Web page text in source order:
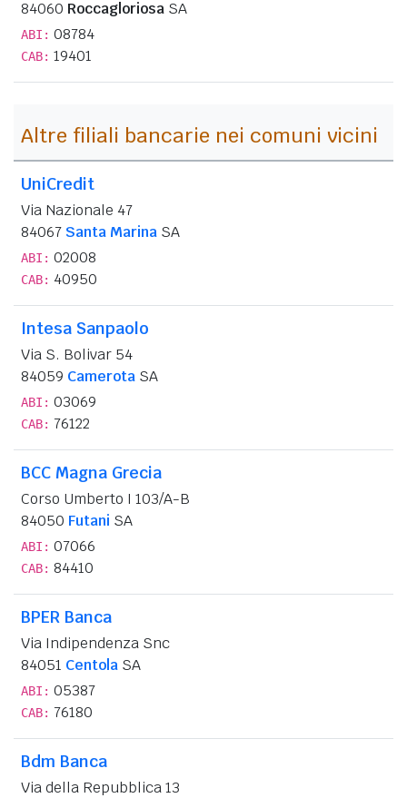
84060 Roccagloriosa SA
ABI: 08784
CAB: 19401
Altre filiali bancarie nei comuni vicini
UniCredit
Via Nazionale 47
84067 Santa Marina SA
ABI: 02008
CAB: 40950
Intesa Sanpaolo
Via S. Bolivar 54
84059 Camerota SA
ABI: 03069
CAB: 76122
BCC Magna Grecia
Corso Umberto I 103/A-B
84050 Futani SA
ABI: 07066
CAB: 84410
BPER Banca
Via Indipendenza Snc
84051 Centola SA
ABI: 05387
CAB: 76180
Bdm Banca
Via della Repubblica 13